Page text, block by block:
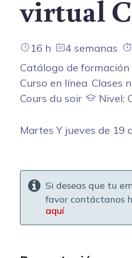
virtual
16 h 4 semanas
Catálogo de
Curso en línea Clases
Cours du soir
Nivel:
Martes Y jueves de 19
Si deseas que tu
favor contáctanos
aquí.